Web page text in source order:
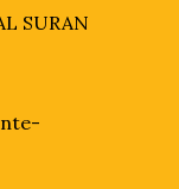
SURAN